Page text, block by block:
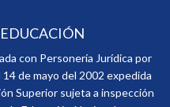
con Personería Jurídica por
de mayo del 2002 expedida
Superior sujeta a inspección